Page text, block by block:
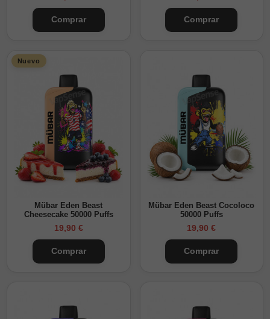
Comprar Comprar
Nuevo
Mübar Eden Beast
Cheesecake 50000 Puffs
19,90 €
Comprar
Mübar Eden Beast Cocoloco
50000 Puffs
19,90 €
Comprar